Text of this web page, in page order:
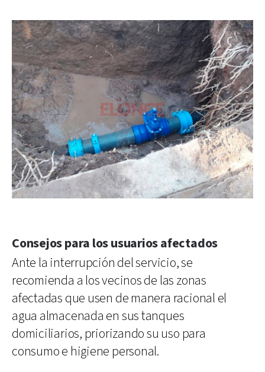
Consejos para los usuarios afectados
Ante la interrupción del servicio, se
recomienda a los vecinos de las zonas
afectadas que usen de manera racional el
agua almacenada en sus tanques
domiciliarios, priorizando su uso para
consumo e higiene personal.